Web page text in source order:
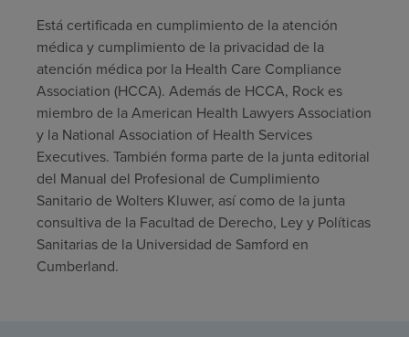
Está certificada en cumplimiento de la atención
médica y cumplimiento de la privacidad de la
atención médica por la Health Care Compliance
Association (HCCA). Además de HCCA, Rock es
miembro de la American Health Lawyers Association
y la National Association of Health Services
Executives. También forma parte de la junta editorial
del Manual del Profesional de Cumplimiento
Sanitario de Wolters Kluwer, así como de la junta
consultiva de la Facultad de Derecho, Ley y Políticas
Sanitarias de la Universidad de Samford en
Cumberland.